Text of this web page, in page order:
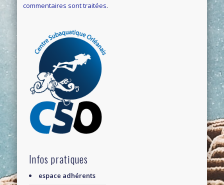
commentaires sont traitées.
Infos pratiques
espace adhérents